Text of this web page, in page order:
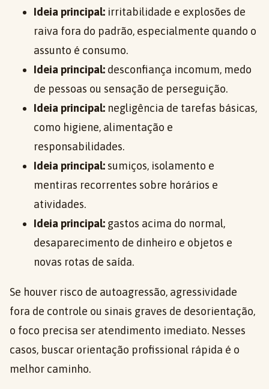
Ideia principal: irritabilidade e explosões de
raiva fora do padrão, especialmente quando o
assunto é consumo.
Ideia principal: desconfiança incomum, medo
de pessoas ou sensação de perseguição.
Ideia principal: negligência de tarefas básicas,
como higiene, alimentação e
responsabilidades.
Ideia principal: sumiços, isolamento e
mentiras recorrentes sobre horários e
atividades.
Ideia principal: gastos acima do normal,
desaparecimento de dinheiro e objetos e
novas rotas de saída.
Se houver risco de autoagressão, agressividade
fora de controle ou sinais graves de desorientação,
o foco precisa ser atendimento imediato. Nesses
casos, buscar orientação profissional rápida é o
melhor caminho.